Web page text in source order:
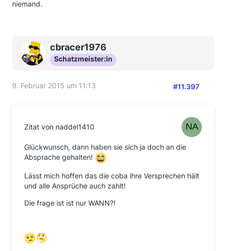
niemand.
cbracer1976
Schatzmeister:in
9. Februar 2015 um 11:13 #11.397
Zitat von naddel1410
Glückwunsch, dann haben sie sich ja doch an die
Absprache gehalten!
Lässt mich hoffen das die coba ihre Versprechen hält
und alle Ansprüche auch zahlt!
Die frage ist ist nur WANN?!